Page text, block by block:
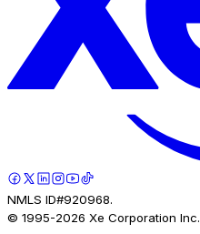
NMLS ID#920968.
© 1995-2026 Xe Corporation Inc.